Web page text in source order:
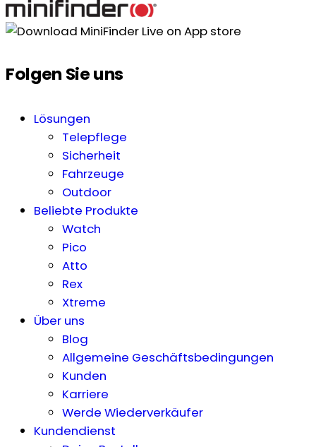
Folgen Sie uns
Lösungen
Telepflege
Sicherheit
Fahrzeuge
Outdoor
Beliebte Produkte
Watch
Pico
Atto
Rex
Xtreme
Über uns
Blog
Allgemeine Geschäftsbedingungen
Kunden
Karriere
Werde Wiederverkäufer
Kundendienst